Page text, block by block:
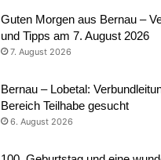
Guten Morgen aus Bernau –
und Tipps am 7. August 2026
7. August 2026
Bernau – Lobetal:
Bereich Teilhabe gesucht
6. August 2026